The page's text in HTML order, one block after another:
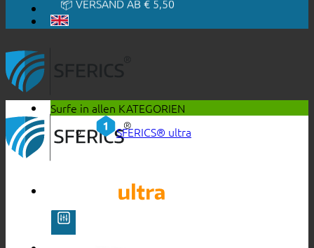
🔖 KAUF AUF RECHNUNG
Surfe in allen KATEGORIEN
SFERICS® ultra